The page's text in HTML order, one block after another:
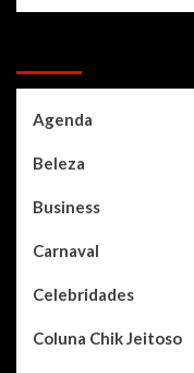
Agenda
Beleza
Business
Carnaval
Celebridades
Coluna Chik Jeitoso